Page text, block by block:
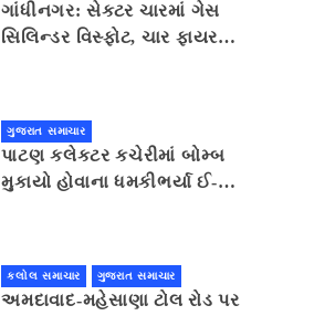
ગાંધીનગર: સેક્ટર ચારમાં ગેસ
સિલિન્ડર વિસ્ફોટ, ચાર ફાયર
ગુજરાત સમાચાર
પાટણ કલેકટર કચેરીમાં બોમ્બ
મુકાયો હોવાના ધમકીભર્યા ઈ-
કલોલ સમાચાર ગુજરાત સમાચાર
અમદાવાદ-મહેસાણા ટોલ રોડ પર